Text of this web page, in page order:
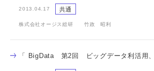
2013.04.17 共通
株式会社オージス総研 竹政 昭利
「 BigData 第2回 ビッグデータ利活用、